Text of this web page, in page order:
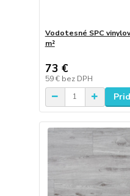
Vodotesné SPC
m²
73 €
59 € bez DPH